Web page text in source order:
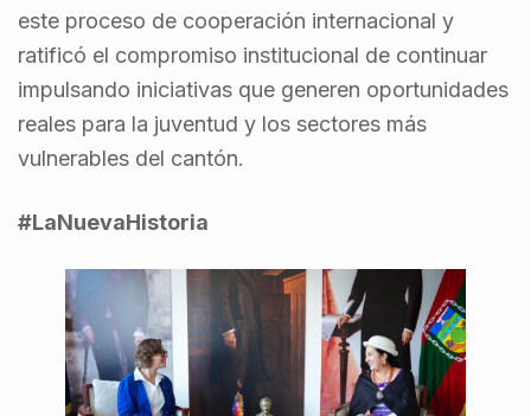
este proceso de cooperación internacional y
ratificó el compromiso institucional de continuar
impulsando iniciativas que generen oportunidades
reales para la juventud y los sectores más
vulnerables del cantón.
#LaNuevaHistoria